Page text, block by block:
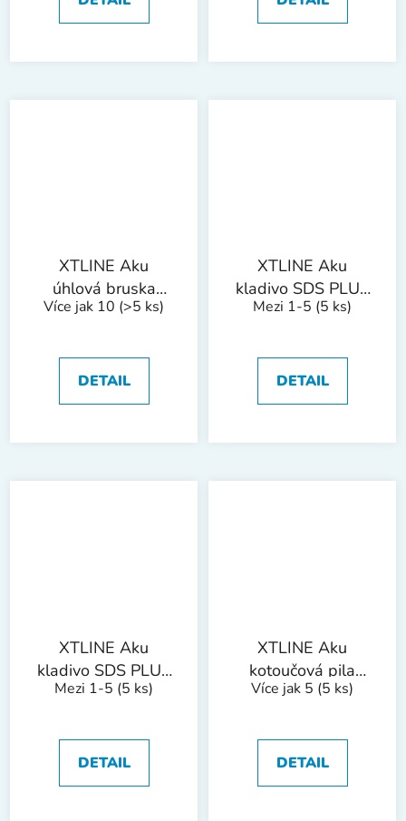
box
XTLINE Aku
úhlová bruska
bezuhlíková 18 V,
+ 2 baterie 5.0 Ah
+ nabíječka 3.5 A
+ box
Více jak 10 (>5 ks)
DETAIL
XTLINE Aku
kladivo SDS PLUS
+ baterie 5.0 Ah +
nabíječka 3.5 A +
kufr
Mezi 1-5 (5 ks)
DETAIL
XTLINE Aku
kladivo SDS PLUS
+ 2 baterie 5.0 Ah
nabíječka 3.5 A +
box
Mezi 1-5 (5 ks)
DETAIL
XTLINE Aku
kotoučová pila
bezuhlíková 18 V,
5.0 Ah + nabíječka
3.5 A + rukavice +
box
Více jak 5 (5 ks)
DETAIL